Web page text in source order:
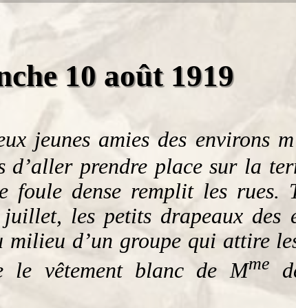
10 août 1919
jeunes amies des environs
d’aller prendre place sur la
dense remplit les rues.
les petits drapeaux des
milieu d’un groupe qui attire
le vêtement blanc de Mme